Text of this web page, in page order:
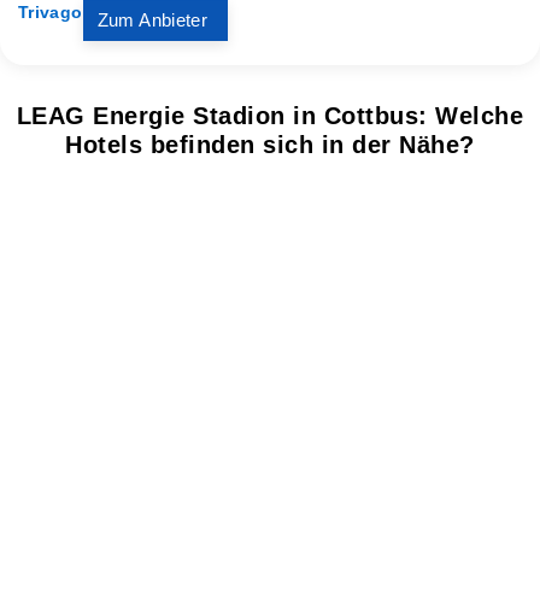
Trivago Zum Anbieter
LEAG Energie Stadion in Cottbus: Welche
Hotels befinden sich in der Nähe?